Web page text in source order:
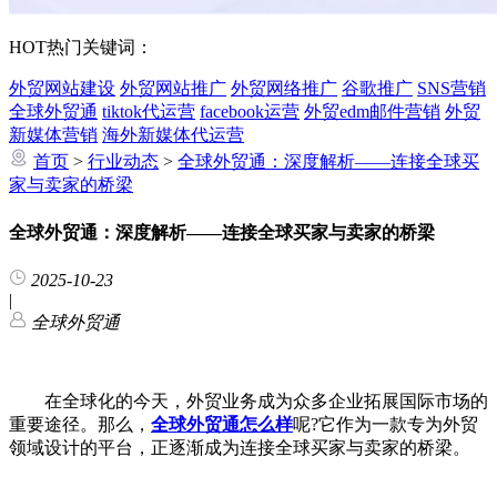
HOT热门关键词：
外贸网站建设 外贸网站推广 外贸网络推广 谷歌推广 SNS营销
全球外贸通 tiktok代运营 facebook运营 外贸edm邮件营销 外贸
新媒体营销 海外新媒体代运营
首页 > 行业动态 > 全球外贸通：深度解析——连接全球买
家与卖家的桥梁
全球外贸通：深度解析——连接全球买家与卖家的桥梁
2025-10-23
|
全球外贸通
在全球化的今天，外贸业务成为众多企业拓展国际市场的
重要途径。那么， 全球外贸通怎么样呢?它作为一款专为外贸
领域设计的平台，正逐渐成为连接全球买家与卖家的桥梁。